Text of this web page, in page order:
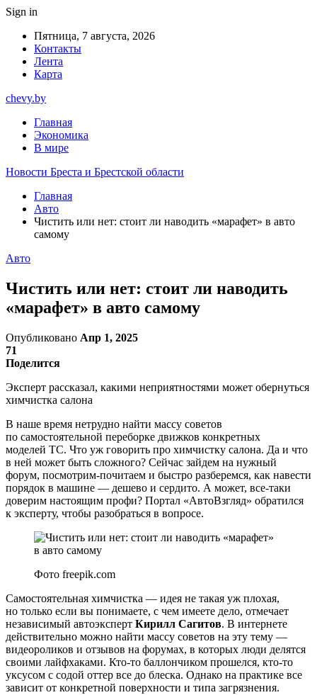
Sign in
Пятница, 7 августа, 2026
Контакты
Лента
Карта
chevy.by
Главная
Экономика
В мире
Новости Бреста и Брестской области
Главная
Авто
Чистить или нет: стоит ли наводить «марафет» в авто
самому
Авто
Чистить или нет: стоит ли наводить
«марафет» в авто самому
Опубликовано Апр 1, 2025
71
Поделится
Эксперт рассказал, какими неприятностями может обернуться
химчистка салона
В наше время нетрудно найти массу советов
по самостоятельной переборке движков конкретных
моделей ТС. Что уж говорить про химчистку салона. Да и что
в ней может быть сложного? Сейчас зайдем на нужный
форум, посмотрим-почитаем и быстро разберемся, как навести
порядок в машине — дешево и сердито. А может, все-таки
доверим настоящим профи? Портал «АвтоВзгляд» обратился
к эксперту, чтобы разобраться в вопросе.
Фото freepik.com
Самостоятельная химчистка — идея не такая уж плохая,
но только если вы понимаете, с чем имеете дело, отмечает
независимый автоэксперт Кирилл Сагитов. В интернете
действительно можно найти массу советов на эту тему —
видеороликов и отзывов на форумах, в которых люди делятся
своими лайфхаками. Кто-то баллончиком прошелся, кто-то
уксусом с содой оттер все до блеска. Однако на практике все
зависит от конкретной поверхности и типа загрязнения.